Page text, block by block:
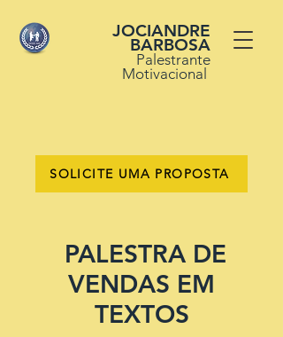
JOCIANDRE
BARBOSA
Palestrante
Motivacional
SOLICITE UMA PROPOSTA
PALESTRA DE
VENDAS EM
TEXTOS